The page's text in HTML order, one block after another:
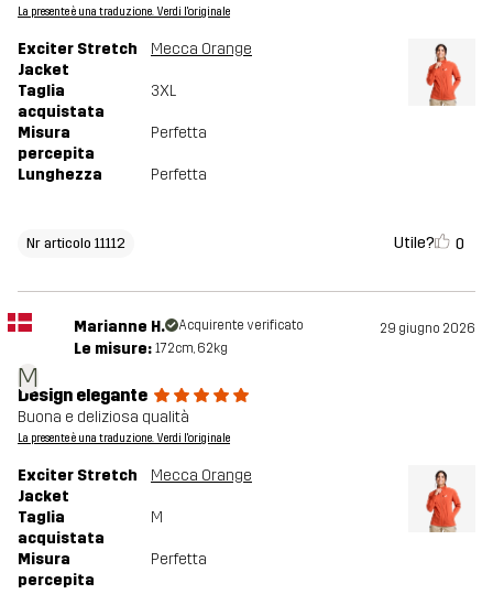
La presente è una traduzione. Verdi l'originale
Exciter Stretch
Jacket
Mecca Orange
Taglia
acquistata
3XL
Misura
percepita
Perfetta
Lunghezza Perfetta
Nr articolo 11112 Utile? 0
M
Marianne H. Acquirente verificato 29 giugno 2026
Le misure: 172cm, 62kg
Design elegante
Buona e deliziosa qualità
La presente è una traduzione. Verdi l'originale
Exciter Stretch
Jacket
Mecca Orange
Taglia
acquistata
M
Misura
percepita
Perfetta